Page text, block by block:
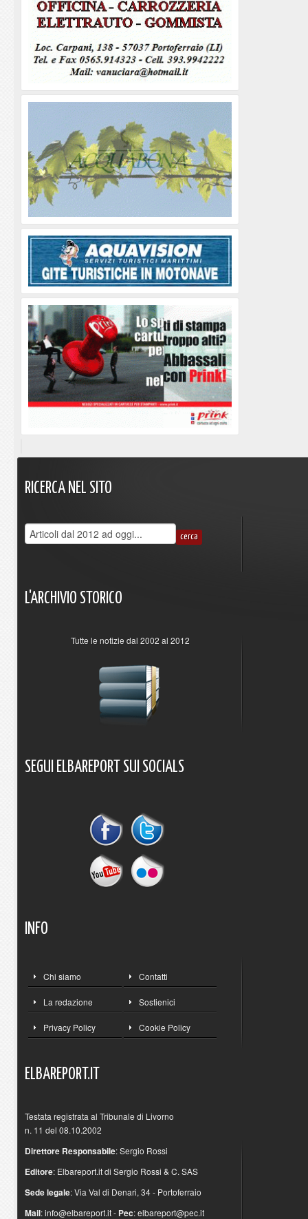
RICERCA NEL SITO
L'ARCHIVIO STORICO
Tutte le notizie dal 2002 al 2012
SEGUI ELBAREPORT SUI SOCIALS
INFO
Chi siamo Contatti
La redazione Sostienici
Privacy Policy Cookie Policy
ELBAREPORT.IT
Testata registrata al Tribunale di Livorno
n. 11 del 08.10.2002
Direttore Responsabile: Sergio Rossi
Editore: Elbareport.it di Sergio Rossi & C. SAS
Sede legale: Via Val di Denari, 34 - Portoferraio
Mail:info@elbareport.it- Pec:elbareport@pec.it